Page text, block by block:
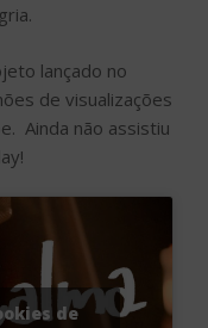
lançado no
de visualizações
Ainda não assistiu
de